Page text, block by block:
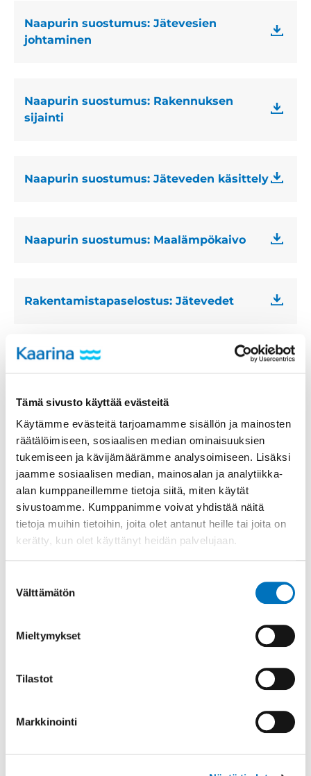
Tämä sivusto käyttää evästeitä
Käytämme evästeitä tarjoamamme sisällön ja mainosten
räätälöimiseen, sosiaalisen median ominaisuuksien
tukemiseen ja kävijämäärämme analysoimiseen. Lisäksi
jaamme sosiaalisen median, mainosalan ja analytiikka-
alan kumppaneillemme tietoja siitä, miten käytät
sivustoamme. Kumppanimme voivat yhdistää näitä
tietoja muihin tietoihin, joita olet antanut heille tai joita on
kerätty, kun olet käyttänyt heidän palvelujaan.
valinta
Välttämätön
Mieltymykset
Tilastot
Markkinointi
Naapurin suostumus: Jätevesien
johtaminen
Naapurin suostumus: Rakennuksen
sijainti
Naapurin suostumus: Jäteveden käsittely
Naapurin suostumus: Maalämpökaivo
Rakentamistapaselostus: Jätevedet
Arkistotilauslomake
Tässä käytössä E-lomake Arkistotilauksen
tekemiseksi. Voit myös halutessasi käyttää alla olevaa
tulostettavaa PDF-lomaketta. Huomaathan, että
arkistopalveluista veloitetaan taksan mukainen hinta
(lisätietoaArkistopalvelut -sivulta)
E-LOMAKE Arkistonoutotilaus
Aineistotilaus arkistosta
Suosittelemme, että lupaa haettaessa käytetään aina
pätevää suunnittelijaa, joka tekee luvan hakemiseksi
tarvittavat suunnitelmat. Mikäli kuitenkin haluat itse
muodoltaan oikeanlaiset.
lupaa lämpökaivolle, tulee piirtämäsi asemapiirroksen
tiedot kuin malliasemapiirroksessa.